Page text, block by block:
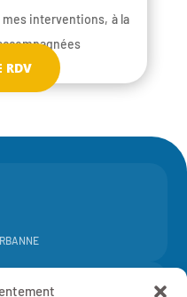
interventions, à la
RDV
RCS Lyon